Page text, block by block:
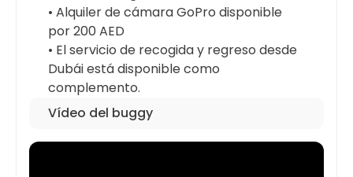
• Alquiler de cámara GoPro disponible
por 200 AED
• El servicio de recogida y regreso desde
Dubái está disponible como
complemento.
Vídeo del buggy